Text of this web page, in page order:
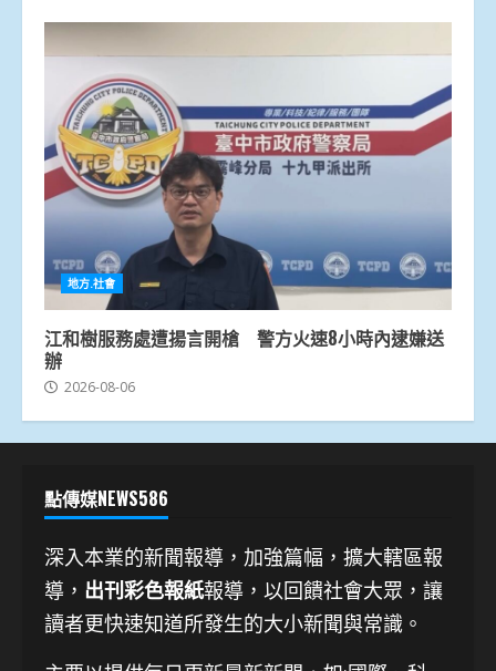
地方.社會
江和樹服務處遭揚言開槍 警方火速8小時內逮嫌送
辦
2026-08-06
點傳媒NEWS586
深入本業的新聞報導，加強篇幅，擴大轄區報
導， 出刊彩色報紙報導，以回饋社會大眾，讓
讀者更快速知道所發生的大小新聞與常識。